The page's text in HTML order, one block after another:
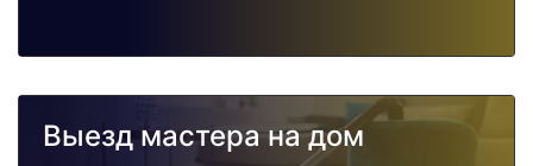
Выезд мастера на дом